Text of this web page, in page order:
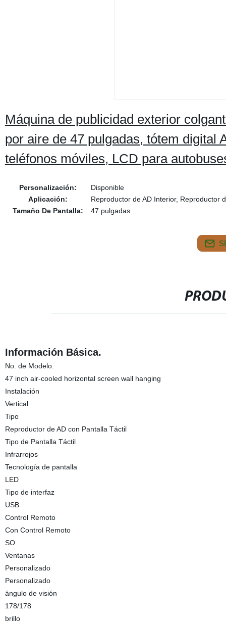
Máquina de publicidad exterior
por aire de 47 pulgadas, tótem digital
teléfonos móviles, LCD para
Personalización:
Disponible
Aplicación:
Reproductor de AD Interior, Reproductor
Tamaño De Pantalla:
47 pulgadas
Información Básica.
No. de Modelo.
47 inch air-cooled horizontal screen wall hanging
Instalación
Vertical
Tipo
Reproductor de AD con Pantalla Táctil
Tipo de Pantalla Táctil
Infrarrojos
Tecnología de pantalla
LED
Tipo de interfaz
USB
Control Remoto
Con Control Remoto
SO
Ventanas
Personalizado
Personalizado
ángulo de visión
178/178
brillo